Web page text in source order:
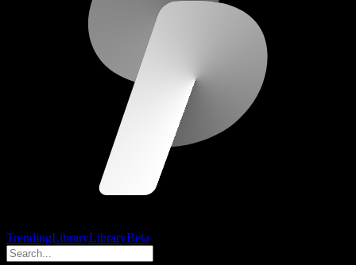
TrendingLibraryLibraryBeta